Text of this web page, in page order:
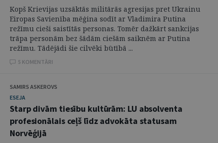
Kopš Krievijas uzsāktās militārās agresijas pret Ukrainu
Eiropas Savienība mēģina sodīt ar Vladimira Putina
režīmu cieši saistītās personas. Tomēr dažkārt sankcijas
trāpa personām bez šādām ciešām saiknēm ar Putina
režīmu. Tādējādi šie cilvēki būtībā ...
5 KOMENTĀRI
SAMIRS ASKEROVS
ESEJA
Starp divām tiesību kultūrām: LU absolventa
profesionālais ceļš līdz advokāta statusam
Norvēģijā